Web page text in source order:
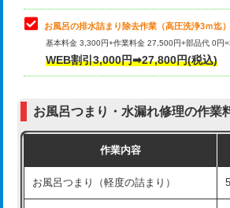
その他部品の脱着
交換・取付（タンク）
交換・取付（普通便座）
交換・取付（温水洗浄便座）
交換・取付(単水栓（壁付・デッキ
式）)
お風呂の排水詰まり除去作業（高圧洗浄3ｍ迄）
基本料金 3,300円+作業料金 27,500円+部品代 0円
WEB割引3,000円➡27,800円(税込)
お風呂つまり・水漏れ修理の作業
作業内容
お風呂つまり（軽度の詰まり）